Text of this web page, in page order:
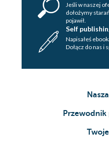
Jeśli w naszej
dołożymy
pojawił.
Self
Napisałeś
Dołącz do nas i